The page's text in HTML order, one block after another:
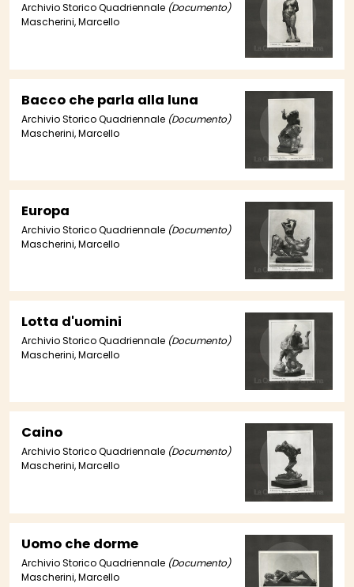
Archivio Storico Quadriennale (Documento)
Mascherini, Marcello
Bacco che parla alla luna
Archivio Storico Quadriennale (Documento)
Mascherini, Marcello
Europa
Archivio Storico Quadriennale (Documento)
Mascherini, Marcello
Lotta d'uomini
Archivio Storico Quadriennale (Documento)
Mascherini, Marcello
Caino
Archivio Storico Quadriennale (Documento)
Mascherini, Marcello
Uomo che dorme
Archivio Storico Quadriennale (Documento)
Mascherini, Marcello